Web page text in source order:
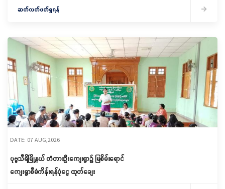
ဆက်လက်ဖတ်ရှုရန်
DATE: 07 AUG,2026
ပုဗ္ဗသီရိမြို့နယ် တံတားဦးကျေးရွာ၌ မြစိမ်းရောင်
ကျေးရွာစီမံကိန်းရန်ပုံငွေ ထုတ်ချေး